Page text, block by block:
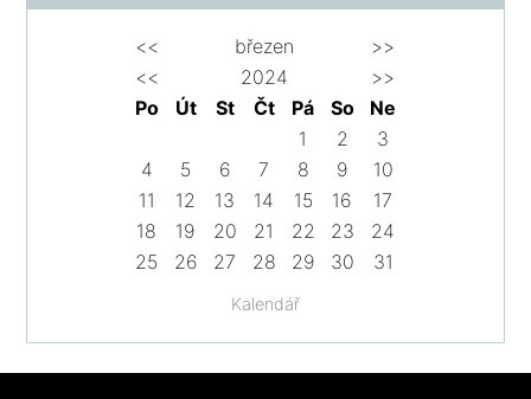
Kalendář
<< březen
>>
<<
2024
>>
Po
Út St Čt Pá So
Ne
1
2
3
4
5 6 7 8 9
10
11
12 13 14 15 16
17
18
19 20 21 22 23
24
25
26 27 28 29 30 31